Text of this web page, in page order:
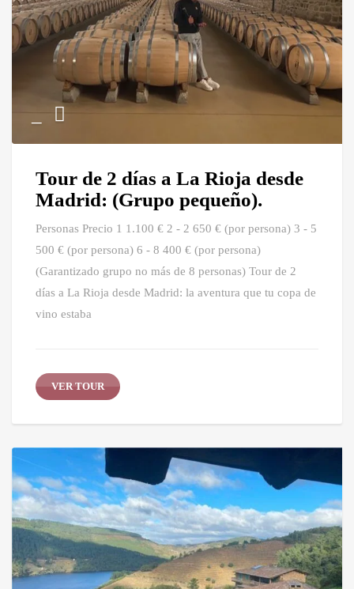
Tour de 2 días a La Rioja desde
Madrid: (Grupo pequeño).
Personas Precio 1 1.100 € 2 - 2 650 € (por persona) 3 - 5
500 € (por persona) 6 - 8 400 € (por persona)
(Garantizado grupo no más de 8 personas) Tour de 2
días a La Rioja desde Madrid: la aventura que tu copa de
vino estaba
VER TOUR